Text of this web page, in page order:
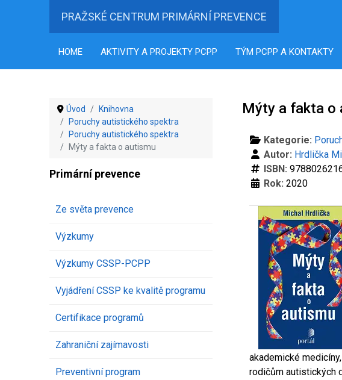
PRAŽSKÉ CENTRUM PRIMÁRNÍ PREVENCE
HOME AKTIVITY A PROJEKTY PCPP TÝM PCPP A KONTAKTY
Úvod
Knihovna
Poruchy autistického spektra
Poruchy autistického spektra
Mýty a fakta o autismu
Primární prevence
Ze světa prevence
Výzkumy
Výzkumy CSSP-PCPP
Vyjádření CSSP ke kvalitě programu
Certifikace programů
Zahraniční zajímavosti
Preventivní program
Mýty a fakta o
Kategorie:
Autor: Hrdlička
ISBN:
Rok:2020
akademické
rodičům autistických